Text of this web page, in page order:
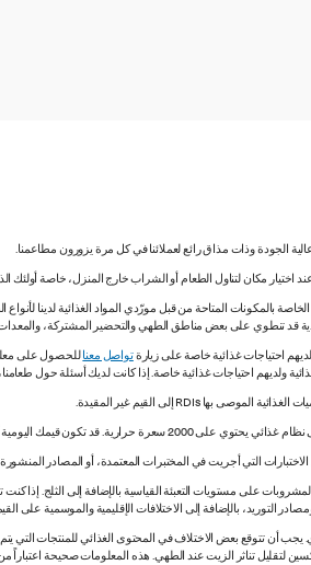
الجودة وذات مذاق رائع لعملائنا في كل مرة يزورون مطاعمنا.
اختيار مكان لتناول الطعام أو الشراب خارج المنزل، خاصة أولئك
بالمكونات المتاحة من قبل مورّدي المواد الغذائية لدينا
قد تنطوي على بعض مناطق الطهي والتحضير المشتركة،
احتياجات غذائية خاصة على زيارةتواصل معناللحصول على
ولديهم احتياجات غذائية خاصة. إذا كانت لديك أسئلة حول
التي أجريت في المختبرات المعتمدة، أو المصادر
على مستويات التعبئة القياسية بالإضافة إلى الثلج.
التوريد، بالإضافة إلى الاختلافات الإقليمية والموسمية على
يجب أن تتوقع بعض الاختلاف في المحتوى الغذائي
الزيت عند الطهي. هذه المعلومات صحيحة اعتباراً من مايو 2020، ما لم يذكر